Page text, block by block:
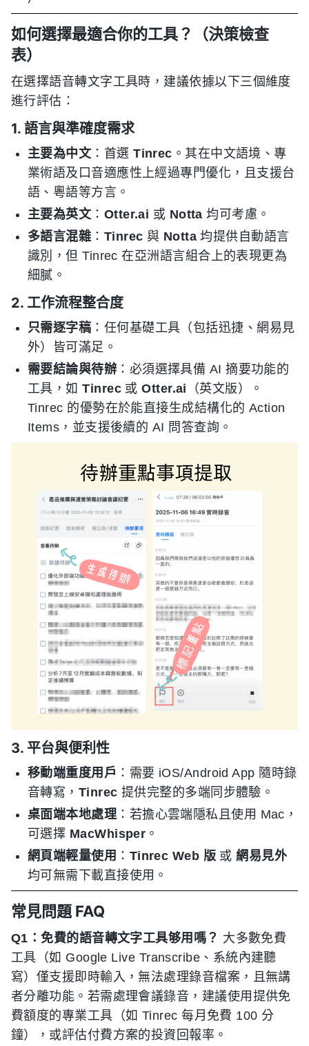
如何選擇最適合你的工具？（決策檢查
表）
在選擇語音轉文字工具時，建議依據以下三個維度
進行評估：
1. 語言與準確度需求
主要為中文：首選Tinrec 。其在中文語境、專
業術語及口音適應性上經過專門優化，且支援台
語、粵語等方言。
主要為英文： Otter.ai 或 Notta 均可考慮。
多語言混雜 ： Tinrec 與 Notta 均提供自動語言
識別，但 Tinrec 在亞洲語言組合上的表現更為
細膩。
2. 工作流程整合度
只需逐字稿 ：任何基礎工具（包括迅捷、網易見
外）皆可滿足。
需要結論與待辦 ：必須選擇具備 AI 摘要功能的
工具，如Tinrec或Otter.ai （英文版）。
Tinrec 的優勢在於能直接生成結構化的 Action
Items，並支援後續的 AI 問答查詢。
3. 平台與便利性
移動端重度用戶 ：需要 iOS/Android App 隨時錄
音轉寫， Tinrec 提供完整的多端同步體驗。
桌面端本地處理：若擔心雲端隱私且使用 Mac，
可選擇 MacWhisper 。
網頁端輕量使用 ： Tinrec Web 版 或網易見外
均可無需下載直接使用。
常見問題 FAQ
Q1：免費的語音轉文字工具够用嗎？ 大多數免費
工具（如 Google Live Transcribe、系統內建聽
寫）僅支援即時輸入，無法處理錄音檔案，且無講
者分離功能。若需處理會議錄音，建議使用提供免
費額度的專業工具（如 Tinrec 每月免費 100 分
鐘），或評估付費方案的投資回報率。